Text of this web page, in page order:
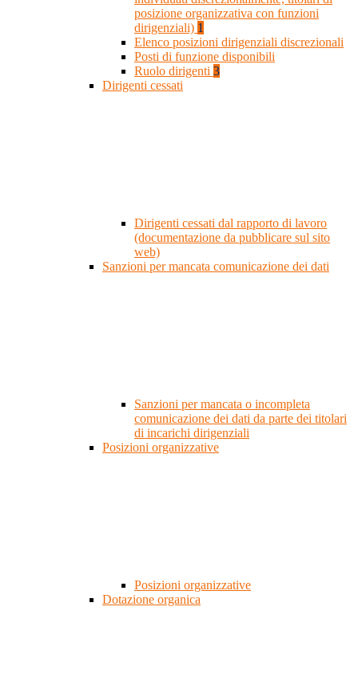
posizione organizzativa con funzioni
dirigenziali) 1
Elenco posizioni dirigenziali discrezionali
Posti di funzione disponibili
Ruolo dirigenti 3
Dirigenti cessati
Dirigenti cessati dal rapporto di lavoro
(documentazione da pubblicare sul sito
web)
Sanzioni per mancata comunicazione dei dati
Sanzioni per mancata o incompleta
comunicazione dei dati da parte dei titolari
di incarichi dirigenziali
Posizioni organizzative
Posizioni organizzative
Dotazione organica